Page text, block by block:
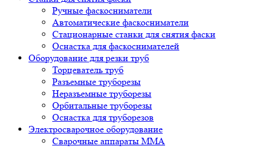
Ручные фаскосниматели
Автоматические фаскосниматели
Стационарные станки для снятия фаски
Оснастка для фаскоснимателей
Оборудование для резки труб
Торцеватель труб
Разъемные труборезы
Неразъемные труборезы
Орбитальные труборезы
Оснастка для труборезов
Электросварочное оборудование
Сварочные аппараты MMA